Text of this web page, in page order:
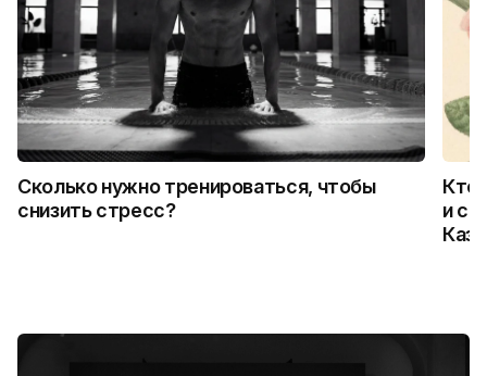
Сколько нужно тренироваться, чтобы
снизить стресс?
Кто
и